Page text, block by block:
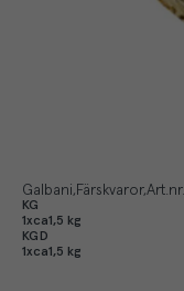
Galbani Färskvaror Art.nr.
KG
1xca1,5 kg
KGD
1xca1,5 kg